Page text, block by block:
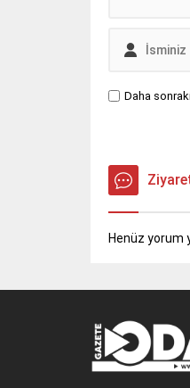
Daha
Henüz yorum